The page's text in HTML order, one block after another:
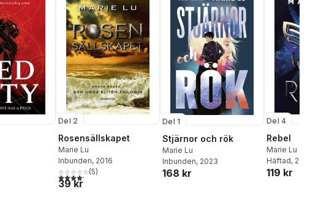
Del 2
Rosensällskapet
Marie Lu
Inbunden, 2016
4,2utav 5 stjärnor. Totalt antal röster:
(5)
39 kr
Del 1
Stjärnor och rök
Marie Lu
Inbunden, 2023
168 kr
Del 4
Rebel
Marie Lu
Häftad, 2020
119 kr